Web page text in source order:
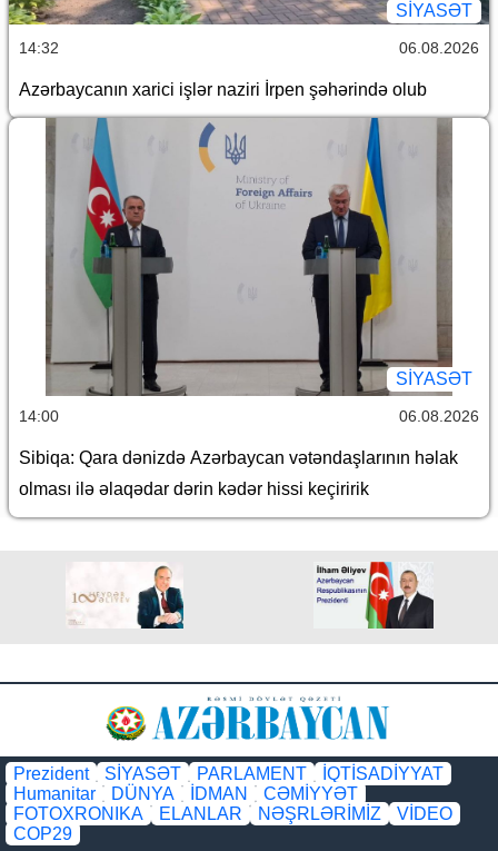
SİYASƏT
14:32 06.08.2026
Azərbaycanın xarici işlər naziri İrpen şəhərində olub
SİYASƏT
14:00 06.08.2026
Sibiqa: Qara dənizdə Azərbaycan vətəndaşlarının həlak
olması ilə əlaqədar dərin kədər hissi keçiririk
Prezident SİYASƏT PARLAMENT
İQTİSADİYYAT
Humanitar
DÜNYA İDMAN
CƏMİYYƏT
FOTOXRONIKA
ELANLAR NƏŞRLƏRİMİZ
VİDEO
COP29